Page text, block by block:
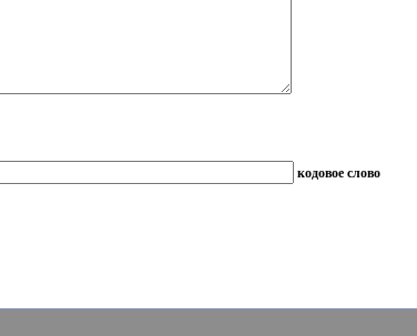
кодовое слово